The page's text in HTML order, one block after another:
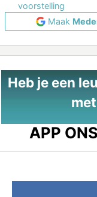
voorstelling
Maak
Heb je een
APP